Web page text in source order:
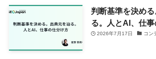
判断基準を決め
る。人とAI、仕
2026年7月17日 コン